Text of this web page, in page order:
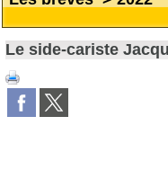
Le side-cariste